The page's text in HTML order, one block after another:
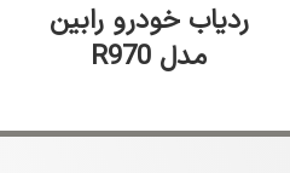
ردیاب خودرو رابین
مدل R970